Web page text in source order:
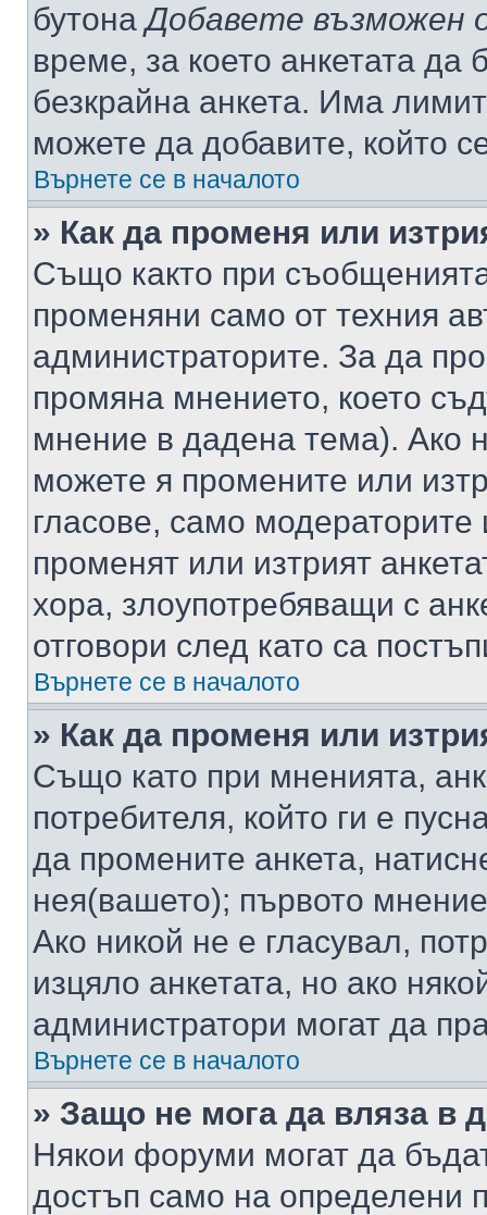
бутонаДобавете възможен
време, за което анкетата да
безкрайна анкета. Има
можете да добавите, който
Върнете се в началото
» Как да променя или
Също както при
променяни само от техния
администраторите. За да
промяна мнението, което
мнение в дадена тема). Ако
можете я промените или
гласове, само
променят или изтрият
хора, злоупотребяващи с
отговори след като са
Върнете се в началото
» Как да променя или
Също като при мненията,
потребителя, който ги е
да промените анкета,
нея(вашето); първото
Ако никой не е гласувал,
изцяло анкетата, но ако
администратори могат да
Върнете се в началото
» Защо не мога да вляза в
Някои форуми могат да
достъп само на определени